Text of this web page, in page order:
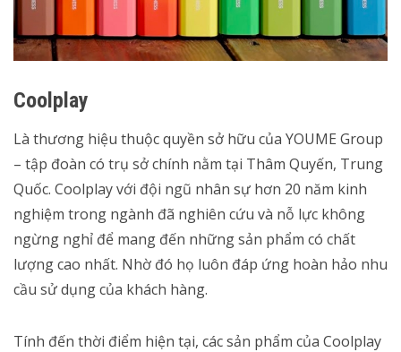
Coolplay
Là thương hiệu thuộc quyền sở hữu của YOUME Group
– tập đoàn có trụ sở chính nằm tại Thâm Quyến, Trung
Quốc. Coolplay với đội ngũ nhân sự hơn 20 năm kinh
nghiệm trong ngành đã nghiên cứu và nỗ lực không
ngừng nghỉ để mang đến những sản phẩm có chất
lượng cao nhất. Nhờ đó họ luôn đáp ứng hoàn hảo nhu
cầu sử dụng của khách hàng.
Tính đến thời điểm hiện tại, các sản phẩm của Coolplay